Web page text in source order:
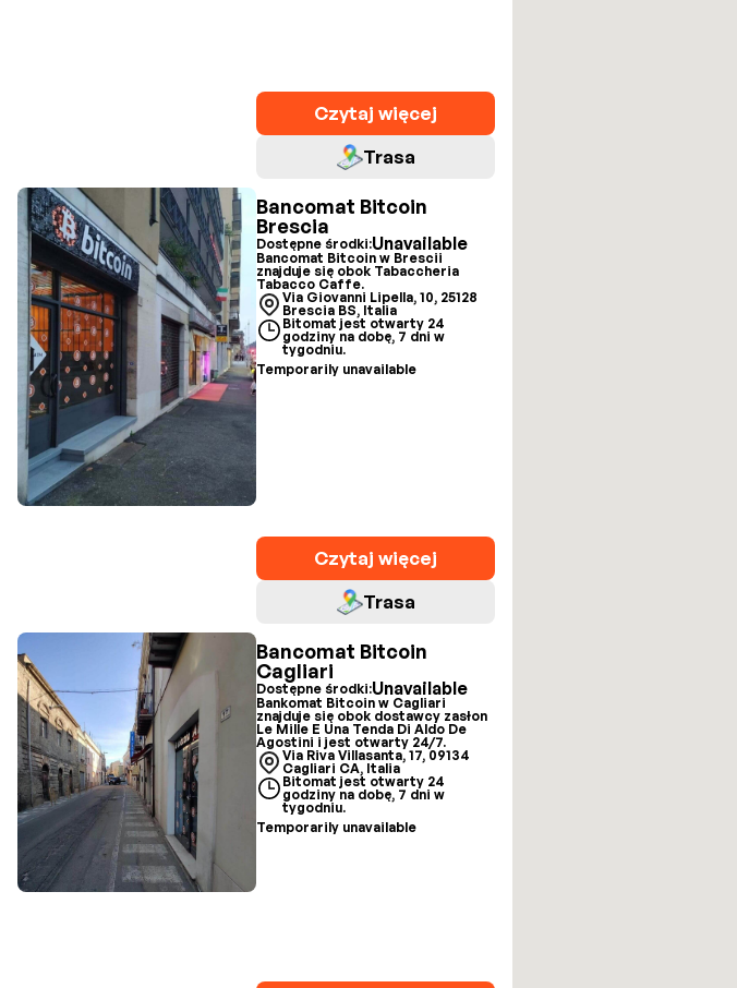
Czytaj więcej
Trasa
Bancomat Bitcoin
Brescia
Dostępne środki:Unavailable
Bancomat Bitcoin w Brescii
znajduje się obok Tabaccheria
Tabacco Caffe.
Via Giovanni Lipella, 10, 25128
Brescia BS, Italia
Bitomat jest otwarty 24
godziny na dobę, 7 dni w
tygodniu.
Temporarily unavailable
Czytaj więcej
Trasa
Bancomat Bitcoin
Cagliari
Dostępne środki:Unavailable
Bankomat Bitcoin w Cagliari
znajduje się obok dostawcy zasłon
Le Mille E Una Tenda Di Aldo De
Agostini i jest otwarty 24/7.
Via Riva Villasanta, 17, 09134
Cagliari CA, Italia
Bitomat jest otwarty 24
godziny na dobę, 7 dni w
tygodniu.
Temporarily unavailable